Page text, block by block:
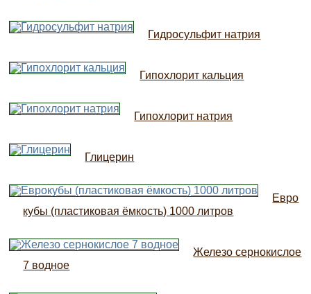
Гидросульфит натрия
Гипохлорит кальция
Гипохлорит натрия
Глицерин
Евро
кубы (пластиковая ёмкость) 1000 литров
Железо сернокислое
7 водное